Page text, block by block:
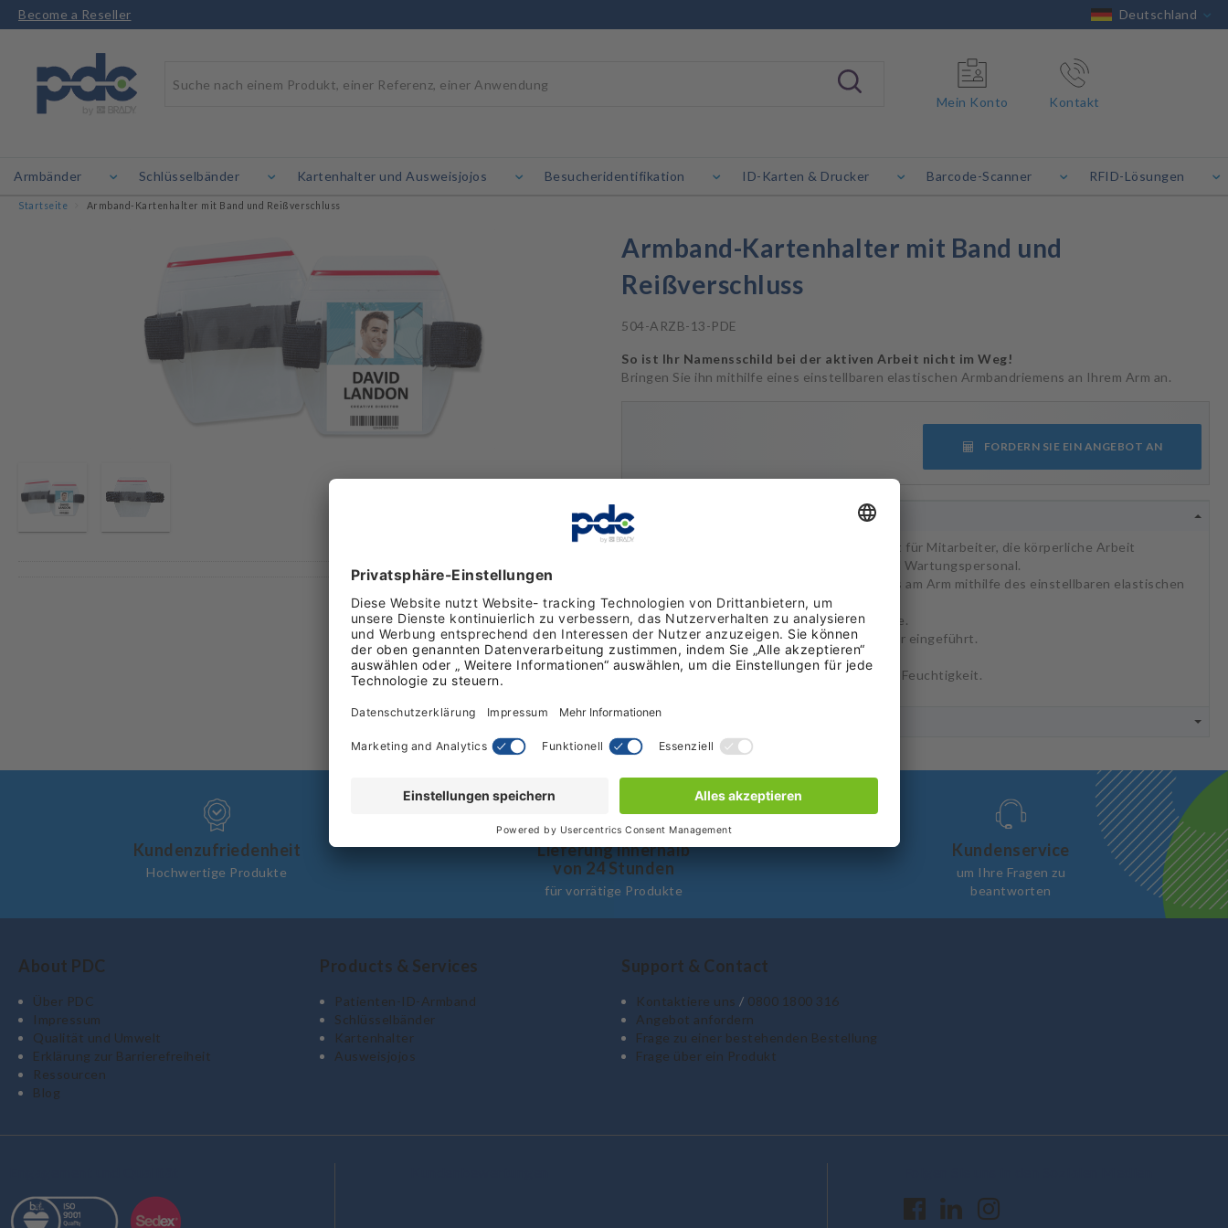
Become a Reseller Deutschland
Mein Konto Kontakt
Armbänder Schlüsselbänder Kartenhalter und Ausweisjojos Besucheridentifikation ID-Karten & Drucker Barcode-Scanner RFID-Lösungen
Startseite Armband-Kartenhalter mit Band und Reißverschluss
Armband-Kartenhalter mit Band und
Reißverschluss
504-ARZB-13-PDE
So ist Ihr Namensschild bei der aktiven Arbeit nicht im Weg!
Bringen Sie ihn mithilfe eines einstellbaren elastischen Armbandriemens an Ihrem Arm an.
FORDERN SIE EIN ANGEBOT AN
BESCHREIBUNG
Dieser belastbare Armbandhalter ist perfekt für Mitarbeiter, die körperliche Arbeit
verrichten, wie z. B. Sicherheitspersonal und Wartungspersonal.
Ermöglicht das Tragen des Namensschilds am Arm mithilfe des einstellbaren elastischen
Armbandriemens.
Passend für Einleger in Kreditkartengröße.
Namensschild wird rückseitig in den Halter eingeführt.
Metallfrei.
Reißverschluss schützt Ihre ID-Karte vor Feuchtigkeit.
ZUSÄTZLICHE INFORMATIONEN
Kundenzufriedenheit
Hochwertige Produkte
Lieferung innerhalb
von 24 Stunden
für vorrätige Produkte
Kundenservice
um Ihre Fragen zu
beantworten
About PDC
Über PDC
Impressum
Qualität und Umwelt
Erklärung zur Barrierefreiheit
Ressourcen
Blog
Products & Services
Patienten-ID-Armband
Schlüsselbänder
Kartenhalter
Ausweisjojos
Support & Contact
Kontaktiere uns / 0800 1800 316
Angebot anfordern
Frage zu einer bestehenden Bestellung
Frage über ein Produkt